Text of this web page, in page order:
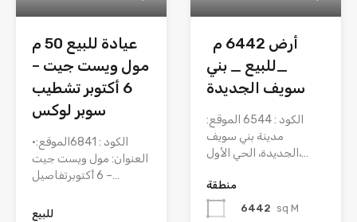
عيادة للبيع 50 م
مول ويست جيت –
6 أكتوبر تشطيب
سوبر لوكس
الكود : 6841الموقع:•
العنوان: مول ويست جيت
– 6 أكتوبرتفاصيل…
للبيع
_للبيع _ بني
سويف الجديدة
الكود : 6544 الموقع:
مدينة بني سويف
الجديدة، الحي الأول،…
منطقة
6442 sq M